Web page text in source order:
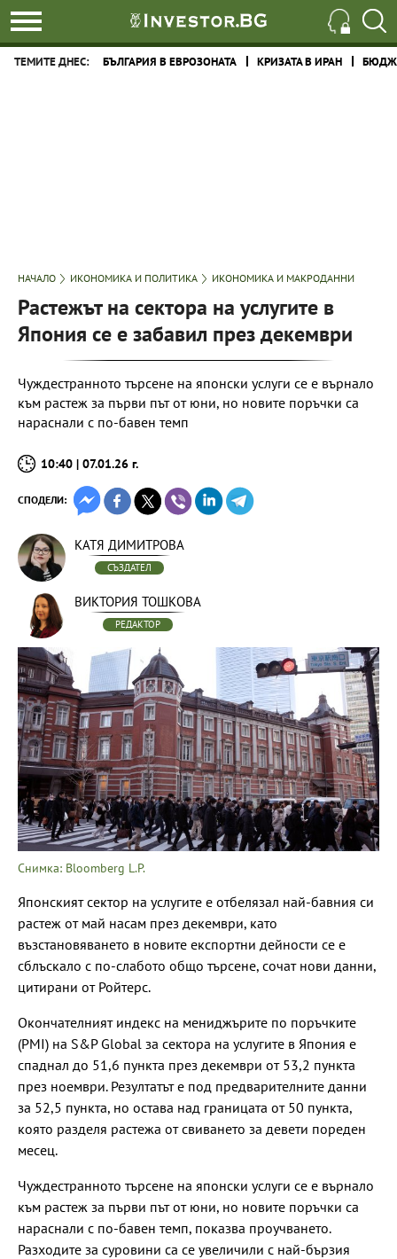
ТЕМИТЕ ДНЕС: БЪЛГАРИЯ В ЕВРОЗОНАТА КРИЗАТА В ИРАН
НАЧАЛО ИКОНОМИКА И ПОЛИТИКА ИКОНОМИКА И МАКРОДАННИ
Растежът на сектора на услугите в
Япония се e забавил през декември
Чуждестранното търсене на японски услуги се е върнало
към растеж за първи път от юни, но новите поръчки са
нараснали с по-бавен темп
10:40 | 07.01.26 г.
СПОДЕЛИ:
КАТЯ ДИМИТРОВА
СЪЗДАТЕЛ
ВИКТОРИЯ ТОШКОВА
РЕДАКТОР
Снимка: Bloomberg L.P.
Японският сектор на услугите е отбелязал най-бавния си
растеж от май насам през декември, като
възстановяването в новите експортни дейности се е
сблъскало с по-слабото общо търсене, сочат нови данни,
цитирани от Ройтерс.
Окончателният индекс на мениджърите по поръчките
(PMI) на S&P Global за сектора на услугите в Япония е
спаднал до 51,6 пункта през декември от 53,2 пункта
през ноември. Резултатът е под предварителните данни
за 52,5 пункта, но остава над границата от 50 пункта,
която разделя растежа от свиването за девети пореден
месец.
Чуждестранното търсене на японски услуги се е върнало
към растеж за първи път от юни, но новите поръчки са
нараснали с по-бавен темп, показва проучването.
Разходите за суровини са се увеличили с най-бързия